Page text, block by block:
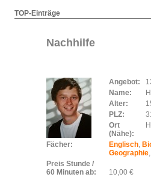
TOP-Einträge
Nachhilfe
Angebot:
Name:
Alter:
PLZ:
Ort
(Nähe):
Fächer: Englisch,
Geographie,
Preis Stunde /
60 Minuten ab:
10,00 €